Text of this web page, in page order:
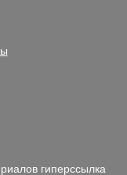
гиперссылка